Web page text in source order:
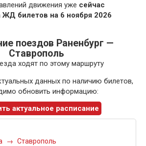
движения уже сейчас
ЖД билетов на 6 ноября 2026
поездов Раненбург —
Ставрополь
ходят по этому маршруту
данных по наличию билетов,
обновить информацию:
актуальное расписание
→ Ставрополь